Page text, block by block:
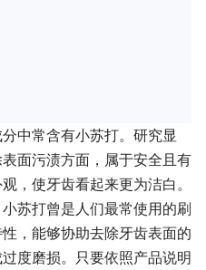
中常含有小苏打。研究显
面污渍方面，属于安全且有
，使牙齿看起来更为洁白。
苏打曾是人们最常使用的刷
，能够协助去除牙齿表面的
度磨损。只要依照产品说明